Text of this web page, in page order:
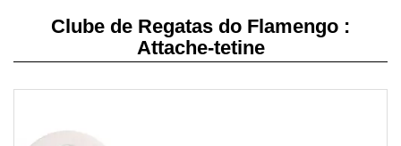
Clube de Regatas do Flamengo :
Attache-tetine